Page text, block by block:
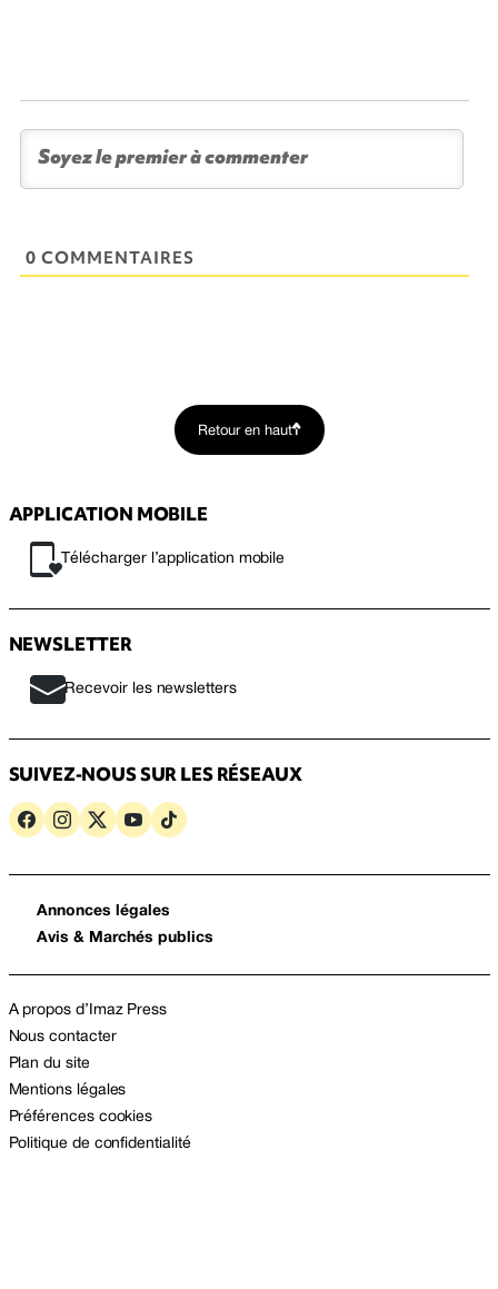
0 COMMENTAIRES
Retour en haut
APPLICATION MOBILE
Télécharger l’application mobile
NEWSLETTER
Recevoir les newsletters
SUIVEZ-NOUS SUR LES RÉSEAUX
Annonces légales
Avis & Marchés publics
A propos d’Imaz Press
Nous contacter
Plan du site
Mentions légales
Préférences cookies
Politique de confidentialité